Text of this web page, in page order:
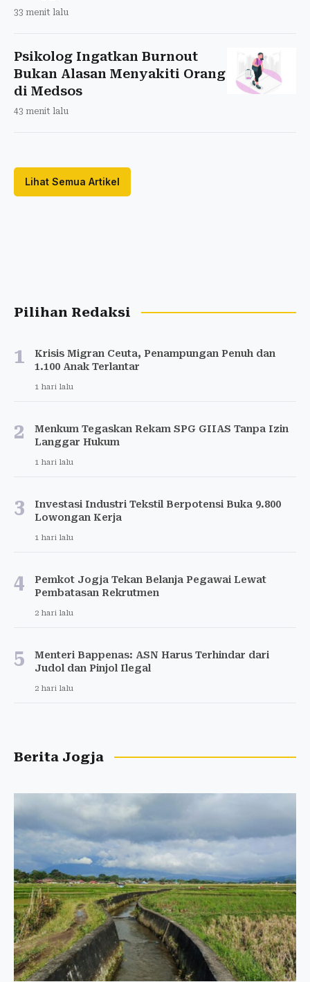
33 menit lalu
Psikolog Ingatkan Burnout
Bukan Alasan Menyakiti Orang
di Medsos
43 menit lalu
Lihat Semua Artikel
Pilihan Redaksi
1
Krisis Migran Ceuta, Penampungan Penuh dan
1.100 Anak Terlantar
1 hari lalu
2
Menkum Tegaskan Rekam SPG GIIAS Tanpa Izin
Langgar Hukum
1 hari lalu
3
Investasi Industri Tekstil Berpotensi Buka 9.800
Lowongan Kerja
1 hari lalu
4
Pemkot Jogja Tekan Belanja Pegawai Lewat
Pembatasan Rekrutmen
2 hari lalu
5
Menteri Bappenas: ASN Harus Terhindar dari
Judol dan Pinjol Ilegal
2 hari lalu
Berita Jogja